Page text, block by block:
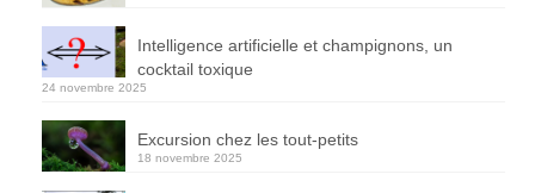
Intelligence artificielle et champignons, un
cocktail toxique
24 novembre 2025
Excursion chez les tout-petits
18 novembre 2025